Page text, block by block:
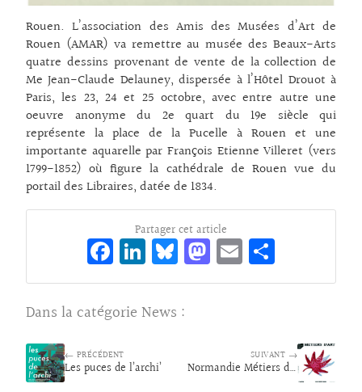
Rouen. L’association des Amis des Musées d’Art de
Rouen (AMAR) va remettre au musée des Beaux-Arts
quatre dessins provenant de vente de la collection de
Me Jean-Claude Delauney, dispersée à l’Hôtel Drouot à
Paris, les 23, 24 et 25 octobre, avec entre autre une
oeuvre anonyme du 2e quart du 19e siècle qui
représente la place de la Pucelle à Rouen et une
importante aquarelle par François Etienne Villeret (vers
1799-1852) où figure la cathédrale de Rouen vue du
portail des Libraires, datée de 1834.
Partager cet article
Fa
ce
bo
o
k
Li
n
ke
dI
n
Bl
ue
sk
M
as
o
n
E
m rt
Dans la catégorie News :
← PRÉCÉDENT
Les puces de l’archi’
SUIVANT →
Normandie Métiers d’Art